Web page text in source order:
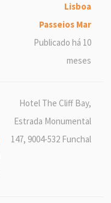
Lisboa
Passeios Mar
Publicado há 10
meses
Hotel The Cliff Bay,
Estrada Monumental
147, 9004-532 Funchal